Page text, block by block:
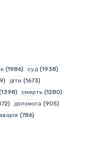
(1986) суд (1938)
діти (1673)
смерть (1280)
допомога (905)
аварія (786)